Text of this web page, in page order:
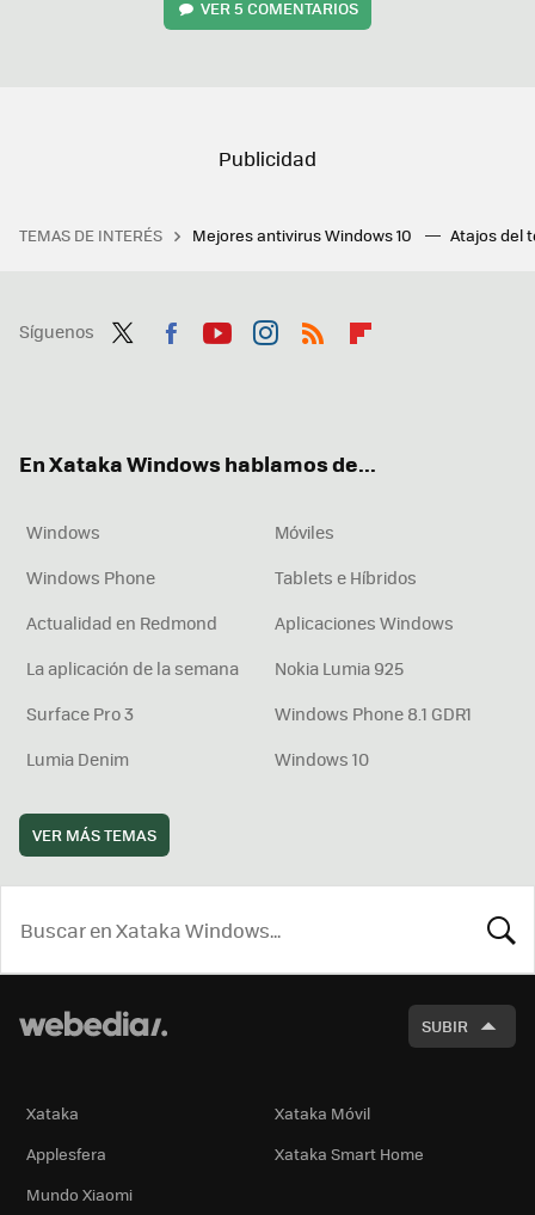
VER5 COMENTARIOS
TEMAS DE INTERÉS Mejores antivirus Windows 10 Atajos del
Síguenos
En Xataka Windows hablamos de...
Windows
Móviles
Windows Phone
Tablets e Híbridos
Actualidad en Redmond
Aplicaciones Windows
La aplicación de la semana
Nokia Lumia 925
Surface Pro 3
Windows Phone 8.1 GDR1
Lumia Denim
Windows 10
VER MÁS TEMAS
SUBIR
Xataka
Xataka Móvil
Applesfera
Xataka Smart Home
Mundo Xiaomi